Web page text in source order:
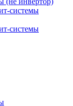
системы
системы